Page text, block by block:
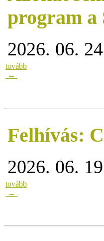
program a
2026. 06.
tovább
→
Felhívás:
2026. 06.
tovább
→